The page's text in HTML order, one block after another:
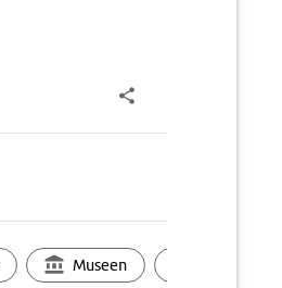
Museen